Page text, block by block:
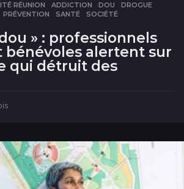
RÉUNION ,ADDICTION ,DOU ,DROGUE
,PRÉVENTION ,SANTÉ ,SOCIÉTÉ
» : professionnels
bénévoles alertent sur
qui détruit des
i
s